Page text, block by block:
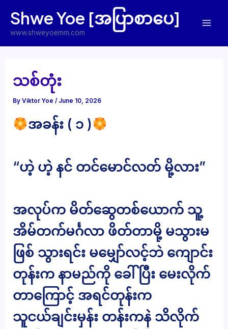
content
Shwe Yoe [အပြာစာပေ]
www.shweyoemm.com
သစ်တုံး
ByViktor Yoe/ June 10, 2026
အခန်း ( ၁ )
“ဟဲ့ ဟဲ့ နင် တင်မောင်လတ် မို့လား”
အလုပ်က မိတ်ဆွေတစ်ယောက် သူ့
အိမ်တက်မင်္ဂလာ ဖိတ်တာမို့ မသွားမ
ဖြစ် သွားရင်း မမျှော်လင့်ဘဲ ကျောင်း
တုန်းက နာမည်ကို ခေါ်ပြီး မေးလိုက်
တာကြောင့် အရင်တုန်းက
သူငယ်ချင်းမှန်း တန်းကနဲ သိလိုက်